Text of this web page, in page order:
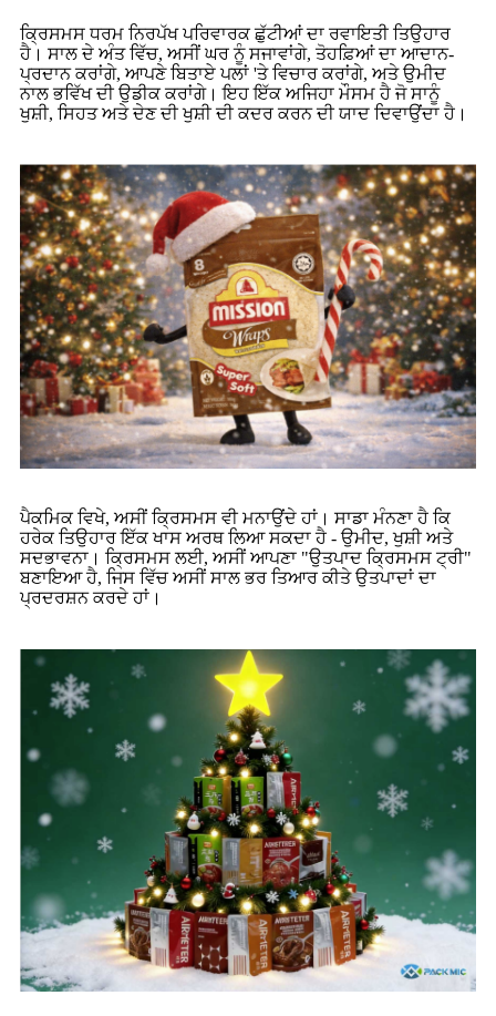
ਕ੍ਰਿਸਮਸ ਧਰਮ ਨਿਰਪੱਖ ਪਰਿਵਾਰਕ ਛੁੱਟੀਆਂ ਦਾ ਰਵਾਇਤੀ ਤਿਉਹਾਰ
ਹੈ। ਸਾਲ ਦੇ ਅੰਤ ਵਿੱਚ, ਅਸੀਂ ਘਰ ਨੂੰ ਸਜਾਵਾਂਗੇ, ਤੋਹਫ਼ਿਆਂ ਦਾ ਆਦਾਨ-
ਪ੍ਰਦਾਨ ਕਰਾਂਗੇ, ਆਪਣੇ ਬਿਤਾਏ ਪਲਾਂ 'ਤੇ ਵਿਚਾਰ ਕਰਾਂਗੇ, ਅਤੇ ਉਮੀਦ
ਨਾਲ ਭਵਿੱਖ ਦੀ ਉਡੀਕ ਕਰਾਂਗੇ। ਇਹ ਇੱਕ ਅਜਿਹਾ ਮੌਸਮ ਹੈ ਜੋ ਸਾਨੂੰ
ਖੁਸ਼ੀ, ਸਿਹਤ ਅਤੇ ਦੇਣ ਦੀ ਖੁਸ਼ੀ ਦੀ ਕਦਰ ਕਰਨ ਦੀ ਯਾਦ ਦਿਵਾਉਂਦਾ ਹੈ।
ਪੈਕਮਿਕ ਵਿਖੇ, ਅਸੀਂ ਕ੍ਰਿਸਮਸ ਵੀ ਮਨਾਉਂਦੇ ਹਾਂ। ਸਾਡਾ ਮੰਨਣਾ ਹੈ ਕਿ
ਹਰੇਕ ਤਿਉਹਾਰ ਇੱਕ ਖਾਸ ਅਰਥ ਲਿਆ ਸਕਦਾ ਹੈ - ਉਮੀਦ, ਖੁਸ਼ੀ ਅਤੇ
ਸਦਭਾਵਨਾ। ਕ੍ਰਿਸਮਸ ਲਈ, ਅਸੀਂ ਆਪਣਾ "ਉਤਪਾਦ ਕ੍ਰਿਸਮਸ ਟ੍ਰੀ"
ਬਣਾਇਆ ਹੈ, ਜਿਸ ਵਿੱਚ ਅਸੀਂ ਸਾਲ ਭਰ ਤਿਆਰ ਕੀਤੇ ਉਤਪਾਦਾਂ ਦਾ
ਪ੍ਰਦਰਸ਼ਨ ਕਰਦੇ ਹਾਂ।